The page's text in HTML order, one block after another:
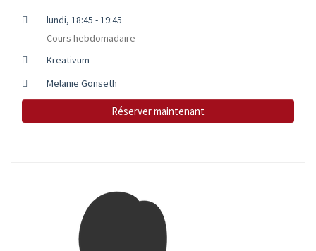
lundi, 18:45 - 19:45
Cours hebdomadaire
Kreativum
Melanie Gonseth
Réserver maintenant